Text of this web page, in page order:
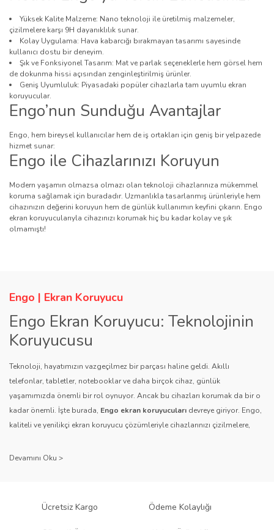
Yüksek Kalite Malzeme: Nano teknoloji ile üretilmiş malzemeler,
çizilmelere karşı 9H dayanıklılık sunar.
Kolay Uygulama: Hava kabarcığı bırakmayan tasarımı sayesinde
kullanıcı dostu bir deneyim.
Şık ve Fonksiyonel Tasarım: Mat ve parlak seçeneklerle hem görsel hem
de dokunma hissi açısından zenginleştirilmiş ürünler.
Geniş Uyumluluk: Piyasadaki popüler cihazlarla tam uyumlu ekran
koruyucular.
Engo’nun Sunduğu Avantajlar
Engo, hem bireysel kullanıcılar hem de iş ortakları için geniş bir yelpazede
hizmet sunar:
Engo ile Cihazlarınızı Koruyun
Modern yaşamın olmazsa olmazı olan teknoloji cihazlarınıza mükemmel
koruma sağlamak için buradadır. Uzmanlıkla tasarlanmış ürünleriyle hem
cihazınızın değerini koruyun hem de günlük kullanımın keyfini çıkarın. Engo
ekran koruyucularıyla cihazınızı korumak hiç bu kadar kolay ve şık
olmamıştı!
Engo | Ekran Koruyucu
Engo Ekran Koruyucu: Teknolojinin
Koruyucusu
Teknoloji, hayatımızın vazgeçilmez bir parçası haline geldi. Akıllı
telefonlar, tabletler, notebooklar ve daha birçok cihaz, günlük
yaşamımızda önemli bir rol oynuyor. Ancak bu cihazları korumak da bir o
kadar önemli. İşte burada, Engo ekran koruyucuları devreye giriyor. Engo,
kaliteli ve yenilikçi ekran koruyucu çözümleriyle cihazlarınızı çizilmelere,
sağlıyor.
Engo ekran koruyucuları
, uzun yıllara dayanan tecrübesi ve teknolojiye
Ücretsiz Kargo Ödeme Kolaylığı